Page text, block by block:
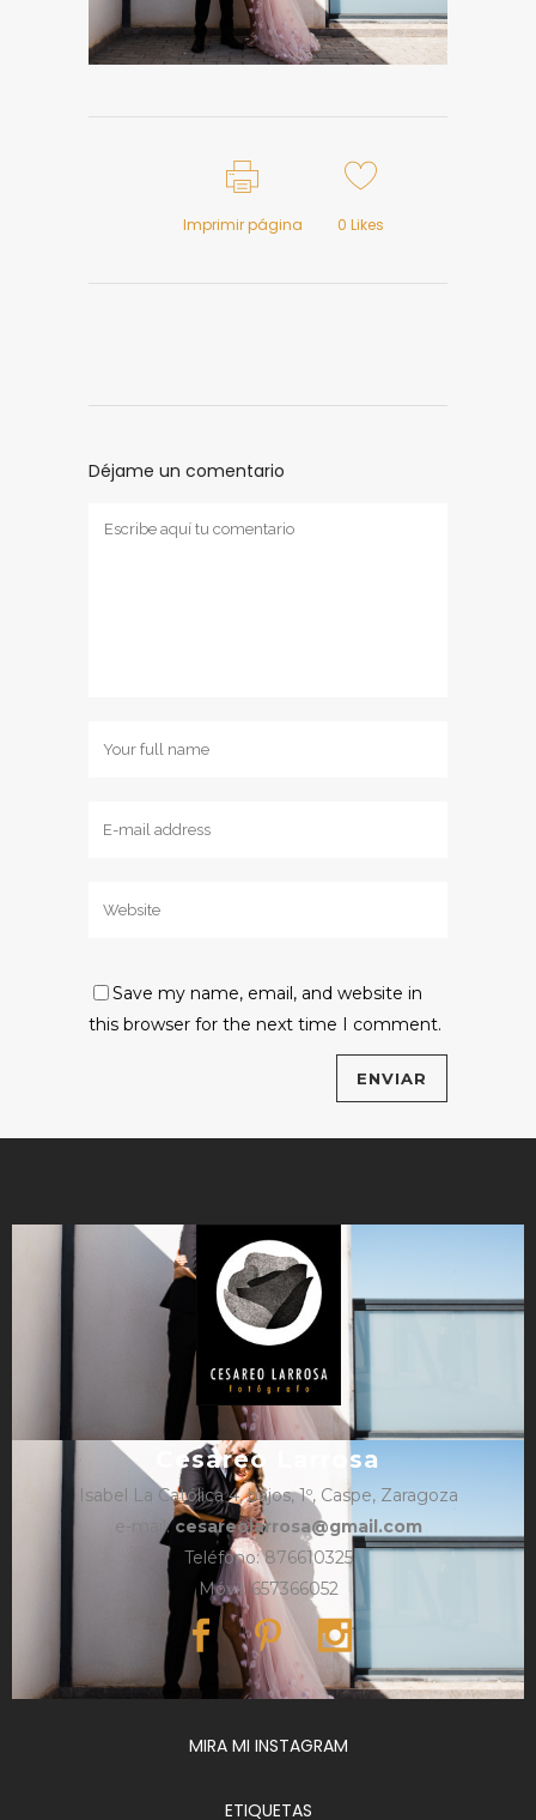
Imprimir página 0 Likes
Déjame un comentario
Save my name, email, and website in
this browser for the next time I comment.
Cesareo Larrosa
Isabel La Católica 4, bajos, 1º, Caspe, Zaragoza
e-mail:cesareolarrosa@gmail.com
Teléfono: 876610325
Móvil: 657366052
MIRA MI INSTAGRAM
ETIQUETAS